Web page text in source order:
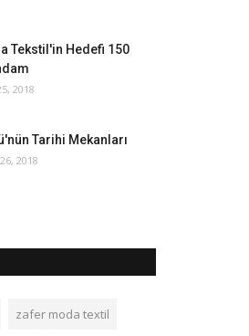
Tekstil'in Hedefi 150
2018
Tarihi Mekanları
2018
zafer moda textil